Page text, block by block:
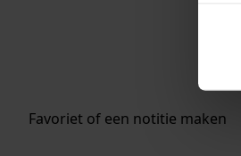
Favoriet of een notitie maken